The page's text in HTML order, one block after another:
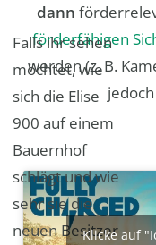
dann
förderfähigen
werden (z. B.
Falls ihr sehen
möchtet, wie
sich die Elise
900 auf einem
Bauernhof
schlägt und wie
sehr sie die
neuen Besitzer
Klicke auf